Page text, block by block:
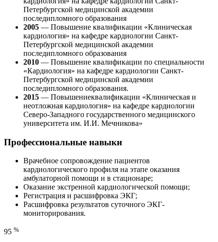
Петербургской медицинской академии
последипломного образования
2005 — Повышение квалификации «Клиническая
кардиология» на кафедре кардиологии Санкт-
Петербургской медицинской академии
последипломного образования
2010 — Повышение квалификации по специальности
«Кардиология» на кафедре кардиологии Санкт-
Петербургской медицинской академии
последипломного образования.
2015 — Повышениеквалификации «Клиническая и
неотложная кардиология» на кафедре кардиологии
Северо-Западного государственного медицинского
университета им. И.И. Мечникова»
Профессиональные навыки
Врачебное сопровождение пациентов
кардиологического профиля на этапе оказания
амбулаторной помощи и в стационаре;
Оказание экстренной кардиологической помощи;
Регистрация и расшифровка ЭКГ;
Расшифровка результатов суточного ЭКГ-
мониторирования.
95 %